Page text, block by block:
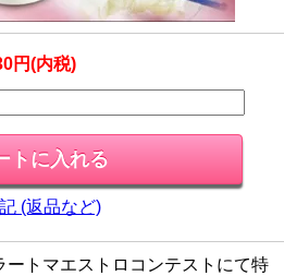
円(内税)
(返品など)
ートマエストロコンテストにて特